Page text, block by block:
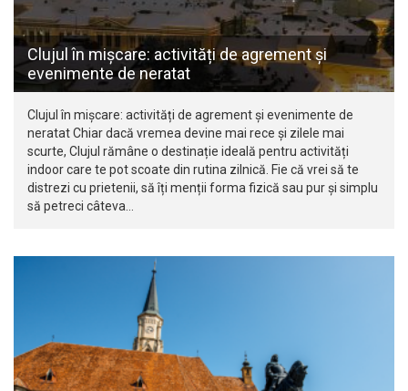
Clujul în mișcare: activități de agrement și
evenimente de neratat
Clujul în mișcare: activități de agrement și evenimente de
neratat Chiar dacă vremea devine mai rece și zilele mai
scurte, Clujul rămâne o destinație ideală pentru activități
indoor care te pot scoate din rutina zilnică. Fie că vrei să te
distrezi cu prietenii, să îți menții forma fizică sau pur și simplu
să petreci câteva…